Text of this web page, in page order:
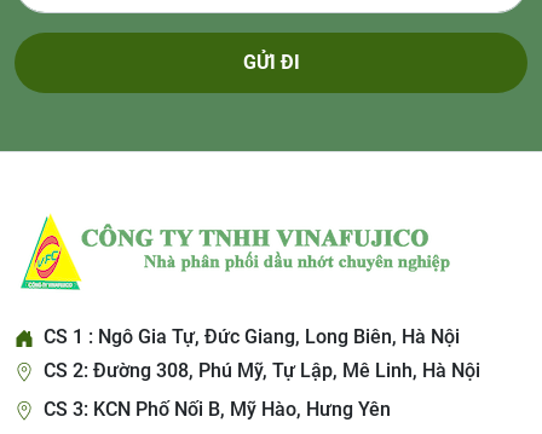
GỬI ĐI
CS 1 : Ngô Gia Tự, Đức Giang, Long Biên, Hà Nội
CS 2: Đường 308, Phú Mỹ, Tự Lập, Mê Linh, Hà Nội
CS 3: KCN Phố Nối B, Mỹ Hào, Hưng Yên